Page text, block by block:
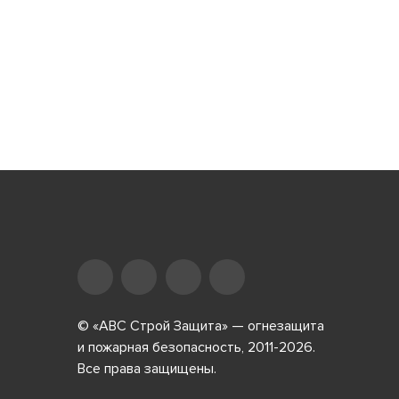
© «АВС Строй Защита» — огнезащита
и пожарная безопасность, 2011-2026.
Все права защищены.